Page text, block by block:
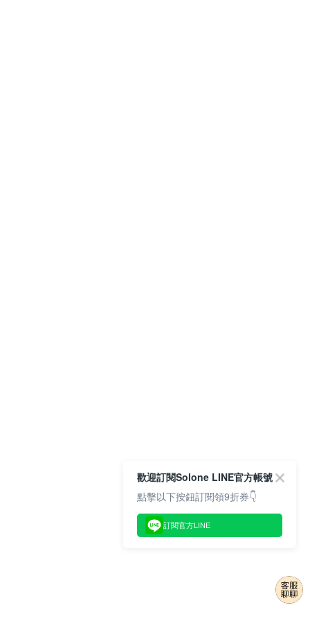
歡迎訂閱Solone LINE官方帳號
點擊以下按鈕訂閱領9折券👇
訂閱官方LINE